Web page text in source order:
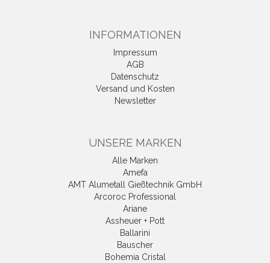
INFORMATIONEN
Impressum
AGB
Datenschutz
Versand und Kosten
Newsletter
UNSERE MARKEN
Alle Marken
Amefa
AMT Alumetall Gießtechnik GmbH
Arcoroc Professional
Ariane
Assheuer + Pott
Ballarini
Bauscher
Bohemia Cristal